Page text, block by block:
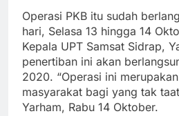
Operasi PKB itu sudah
hari, Selasa 13 hingga 14
Kepala UPT Samsat Sidrap,
penertiban ini akan
2020. “Operasi ini
masyarakat bagi yang tak
Yarham, Rabu 14 Oktober.